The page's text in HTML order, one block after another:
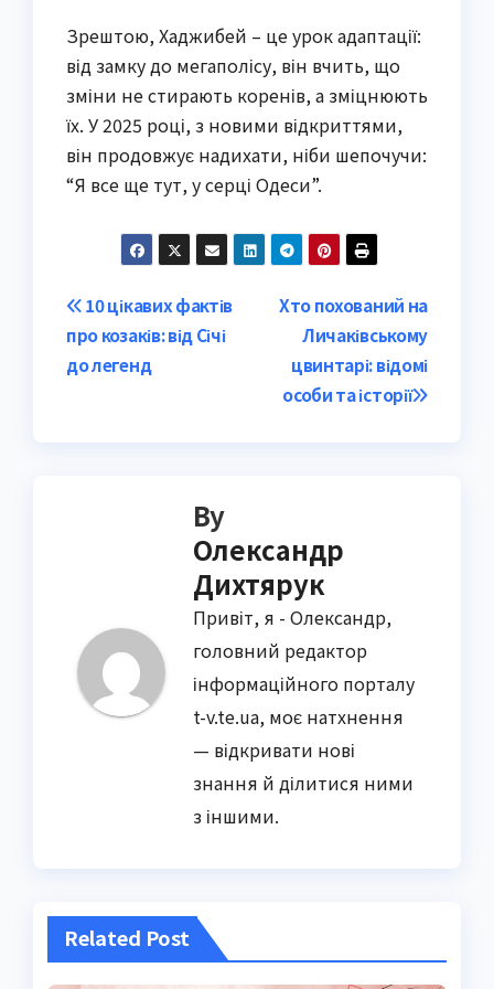
Зрештою, Хаджибей – це урок адаптації:
від замку до мегаполісу, він вчить, що
зміни не стирають коренів, а зміцнюють
їх. У 2025 році, з новими відкриттями,
він продовжує надихати, ніби шепочучи:
“Я все ще тут, у серці Одеси”.
Post
navigation
Хто похований на
Личаківському
цвинтарі: відомі
особи та історії
10 цікавих фактів
про козаків: від Січі
до легенд
By
Олександр
Дихтярук
Привіт, я - Олександр,
головний редактор
інформаційного порталу
t-v.te.ua, моє натхнення
— відкривати нові
знання й ділитися ними
з іншими.
Related Post